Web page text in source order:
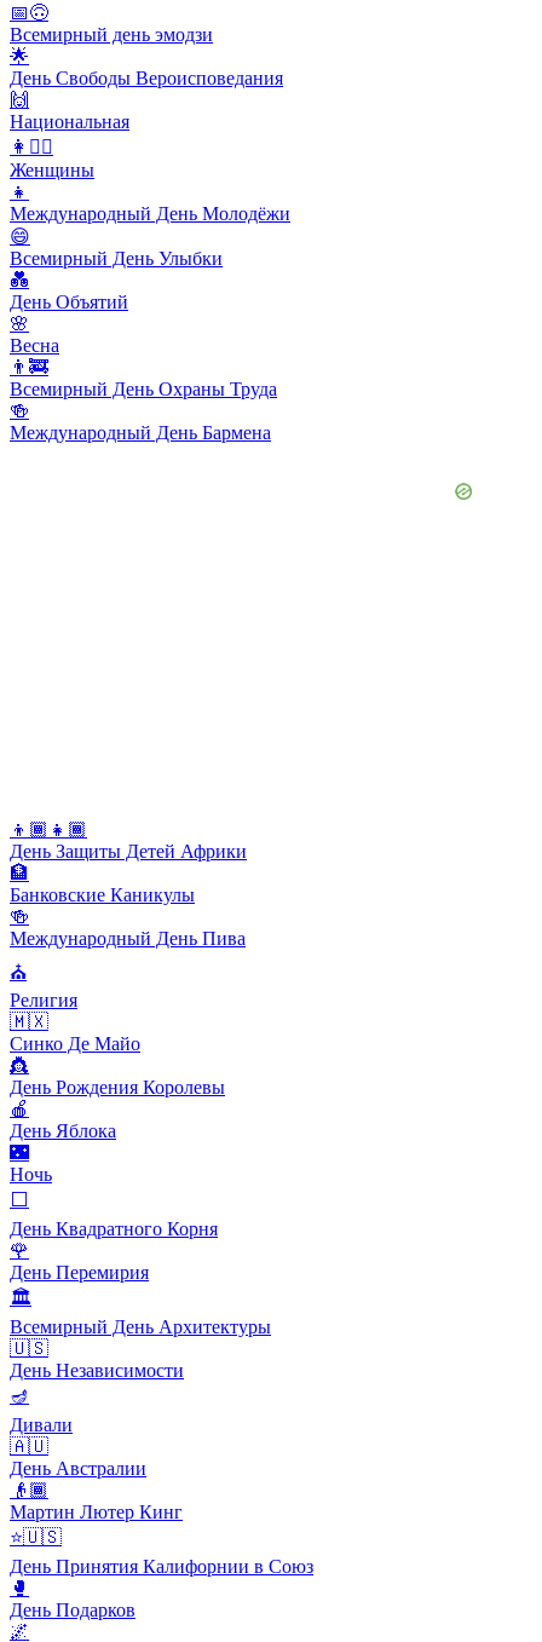
📅🙃
Всемирный день эмодзи
🌟
День Свободы Вероисповедания
🙌
Национальная
👩👱‍♀️
Женщины
👧
Международный День Молодёжи
😄
Всемирный День Улыбки
💑
День Объятий
🌸
Весна
👨‍🚒
Всемирный День Охраны Труда
🍻
Международный День Бармена
👦🏾👧🏾
День Защиты Детей Африки
🏦
Банковские Каникулы
🍻
Международный День Пива
⛪️
Религия
🇲🇽
Синко Де Майо
👸
День Рождения Королевы
🍎
День Яблока
🌃
Ночь
⬜️
День Квадратного Корня
🌹
День Перемирия
🏛
Всемирный День Архитектуры
🇺🇸
День Независимости
🪔
Дивали
🇦🇺
День Австралии
👴🏾
Мартин Лютер Кинг
⭐️🇺🇸
День Принятия Калифорнии в Союз
🥊
День Подарков
🌌